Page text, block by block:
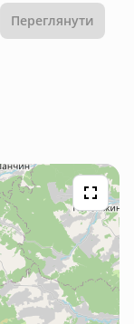
Переглянути